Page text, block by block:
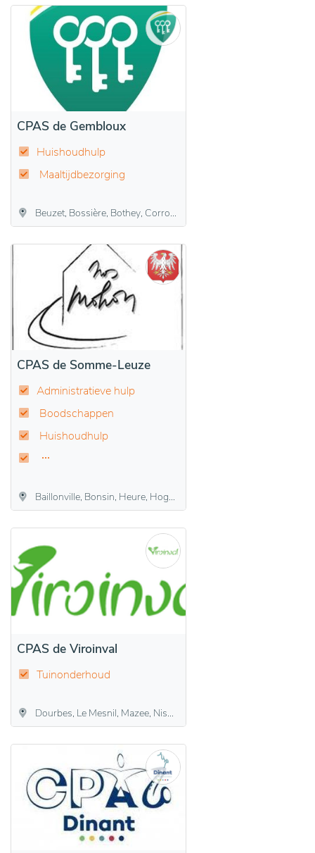
CPAS de Gembloux
Huishoudhulp
Maaltijdbezorging
Beuzet, Bossière, Bothey, Corroy-le-Château, Ernage, Gembloers, Grand-Leez, Grand-Manil, Isnes, Lonzée, Mazy, Sauvenière
CPAS de Somme-Leuze
Administratieve hulp
Boodschappen
Huishoudhulp
Baillonville, Bonsin, Heure, Hogne, Nettinne, Noiseux, Sinsin, Somme-Leuze, Waillet
CPAS de Viroinval
Tuinonderhoud
Dourbes, Le Mesnil, Mazee, Nismes, Oignies-en-Thiérache, Olloy-sur-Viroin, Treignes, Vierves-sur-Viroin, Viroinval